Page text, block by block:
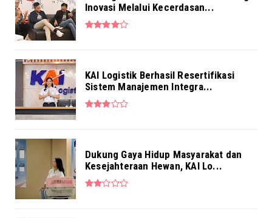
NEWS
Pekerja BRI Region 6 Gelar Pengajian
Inovasi Melalui Kecerdasan...
KAI Logistik Berhasil Resertifikasi
Sistem Manajemen Integra...
Dukung Gaya Hidup Masyarakat dan
Kesejahteraan Hewan, KAI Lo...